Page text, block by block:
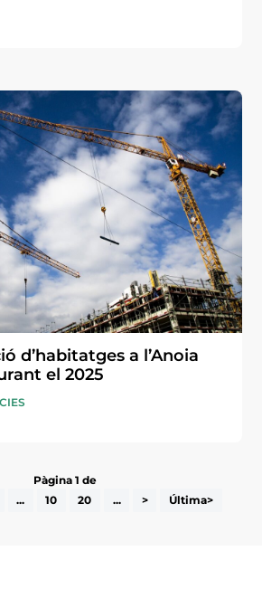
d’habitatges a l’Anoia
el 2025
Pàgina 1 de
... 10 20 ... > Última>